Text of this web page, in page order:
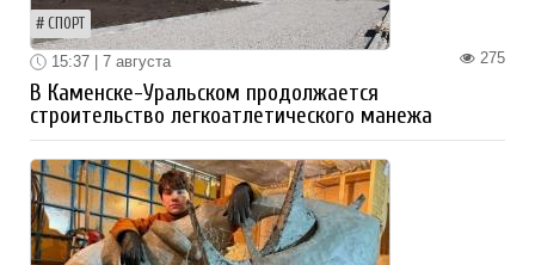
СПОРТ
275
15:37 | 7 августа
В Каменске-Уральском продолжается
строительство легкоатлетического манежа